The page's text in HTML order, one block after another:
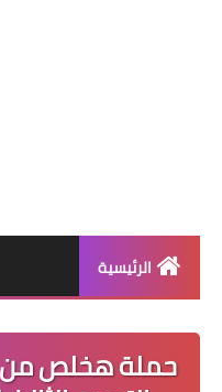
الرئيسية
حملة هخلص